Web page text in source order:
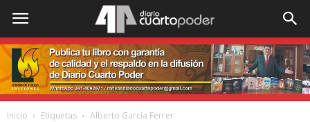
Inicio Etiquetas Alberto García Ferrer